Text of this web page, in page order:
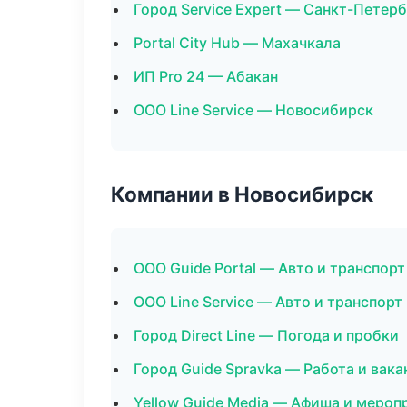
Город Service Expert — Санкт-
Portal City Hub — Махачкала
ИП Pro 24 — Абакан
ООО Line Service — Новосибирск
Компании в Новосибирск
ООО Guide Portal — Авто и транспорт
ООО Line Service — Авто и транспорт
Город Direct Line — Погода и пробки
Город Guide Spravka — Работа и
Yellow Guide Media — Афиша и